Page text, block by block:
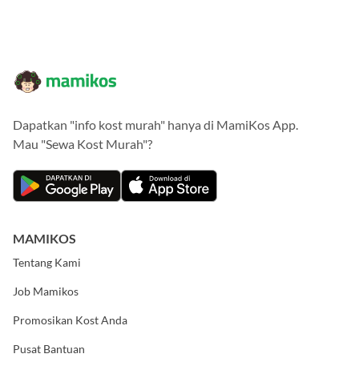
Dapatkan "info kost murah" hanya di MamiKos App.
Mau "Sewa Kost Murah"?
MAMIKOS
Tentang Kami
Job Mamikos
Promosikan Kost Anda
Pusat Bantuan